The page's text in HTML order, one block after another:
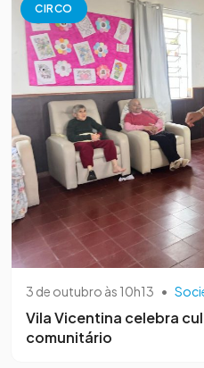
CIRCO
3 de outubro às 10h13 •
Vila Vicentina celebra
comunitário